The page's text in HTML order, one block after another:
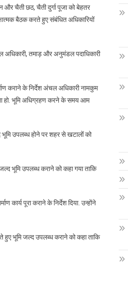
और चैती छठ, चैती दुर्गा पूजा को बेहतर
बैठक करते हुए संबंधित अधिकारियों
अधिकारी, तमाड़ और अनुमंडल पदाधिकारी
कराने के निर्देश अंचल अधिकारी नामकुम
हो. भूमि अधिग्रहण करने के समय आम
उपलब्ध होने पर शहर से खटालों को
भूमि उपलब्ध कराने को कहा गया ताकि
कार्य पूरा कराने के निर्देश दिया. उन्होंने
भूमि जल्द उपलब्ध कराने को कहा ताकि